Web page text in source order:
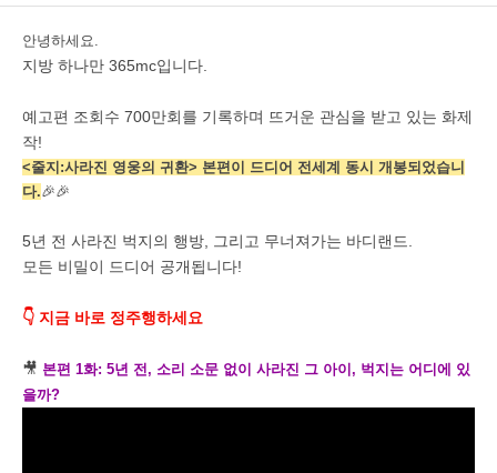
안녕하세요.
지방 하나만 365mc입니다.
예고편 조회수 700만회를 기록하며 뜨거운 관심을 받고 있는 화제
작!
<줄지:사라진 영웅의 귀환> 본편이 드디어 전세계 동시 개봉되었습니
다.🎉🎉
5년 전 사라진 벅지의 행방, 그리고 무너져가는 바디랜드.
모든 비밀이 드디어 공개됩니다!
👇 지금 바로 정주행하세요
🎥 본편 1화: 5년 전, 소리 소문 없이 사라진 그 아이, 벅지는 어디에 있
을까?